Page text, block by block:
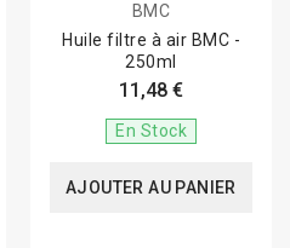
BMC
Huile filtre à air BMC -
250ml
11,48 €
En Stock
AJOUTER AU PANIER